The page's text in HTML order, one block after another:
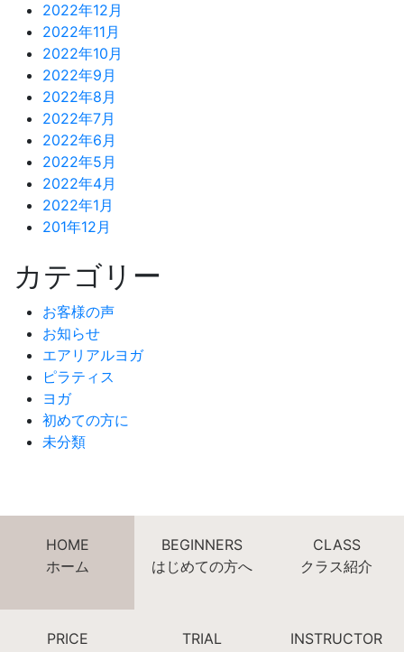
2022年12月
2022年11月
2022年10月
2022年9月
2022年8月
2022年7月
2022年6月
2022年5月
2022年4月
2022年1月
201年12月
カテゴリー
お客様の声
お知らせ
エアリアルヨガ
ピラティス
ヨガ
初めての方に
未分類
HOME
ホーム
BEGINNERS
はじめての方へ
CLASS
クラス紹介
PRICE
TRIAL
INSTRUCTOR